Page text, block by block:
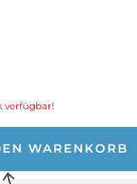
verfügbar!
WARENKORB